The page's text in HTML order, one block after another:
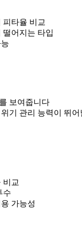
피타율 비교
떨어지는 타입
보여줍니다
기 관리 능력이 뛰어
비교
수
가능성